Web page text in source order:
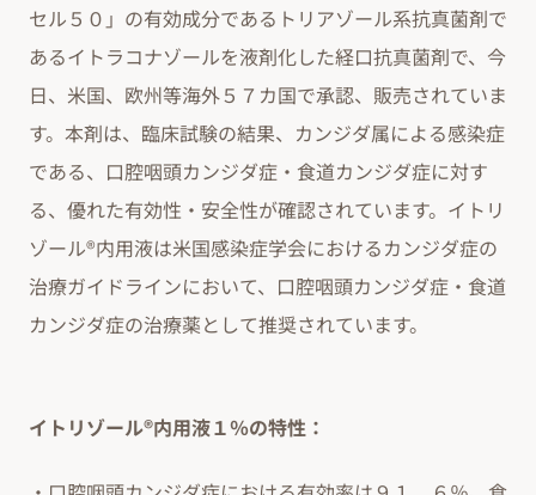
セル５０」の有効成分であるトリアゾール系抗真菌剤で
あるイトラコナゾールを液剤化した経口抗真菌剤で、今
日、米国、欧州等海外５７カ国で承認、販売されていま
す。本剤は、臨床試験の結果、カンジダ属による感染症
である、口腔咽頭カンジダ症・食道カンジダ症に対す
る、優れた有効性・安全性が確認されています。イトリ
ゾール®内用液は米国感染症学会におけるカンジダ症の
治療ガイドラインにおいて、口腔咽頭カンジダ症・食道
カンジダ症の治療薬として推奨されています。
イトリゾール®内用液１％の特性：